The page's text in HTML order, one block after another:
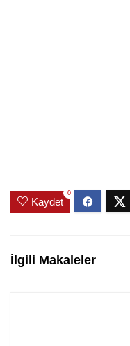
Kaydet
0
İlgili Makaleler